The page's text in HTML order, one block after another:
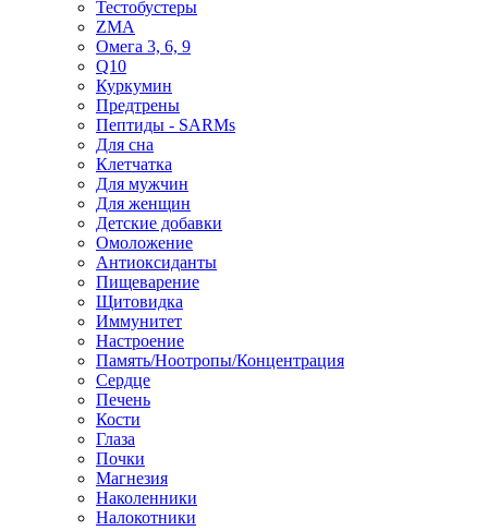
Тестобустеры
ZMA
Омега 3, 6, 9
Q10
Куркумин
Предтрены
Пептиды - SARMs
Для сна
Клетчатка
Для мужчин
Для женщин
Детские добавки
Омоложение
Антиоксиданты
Пищеварение
Щитовидка
Иммунитет
Настроение
Память/Ноотропы/Концентрация
Сердце
Печень
Кости
Глаза
Почки
Магнезия
Наколенники
Налокотники